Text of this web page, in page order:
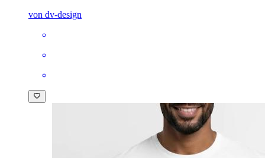
von dv-design